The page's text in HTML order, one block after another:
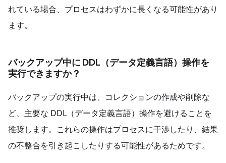
れている場合、プロセスはわずかに長くなる可能性があり
ます。
バックアップ中に DDL（データ定義言語）操作を
実行できますか？
バックアップの実行中は、コレクションの作成や削除な
ど、主要な DDL（データ定義言語）操作を避けることを
推奨します。これらの操作はプロセスに干渉したり、結果
の不整合を引き起こしたりする可能性があるためです。